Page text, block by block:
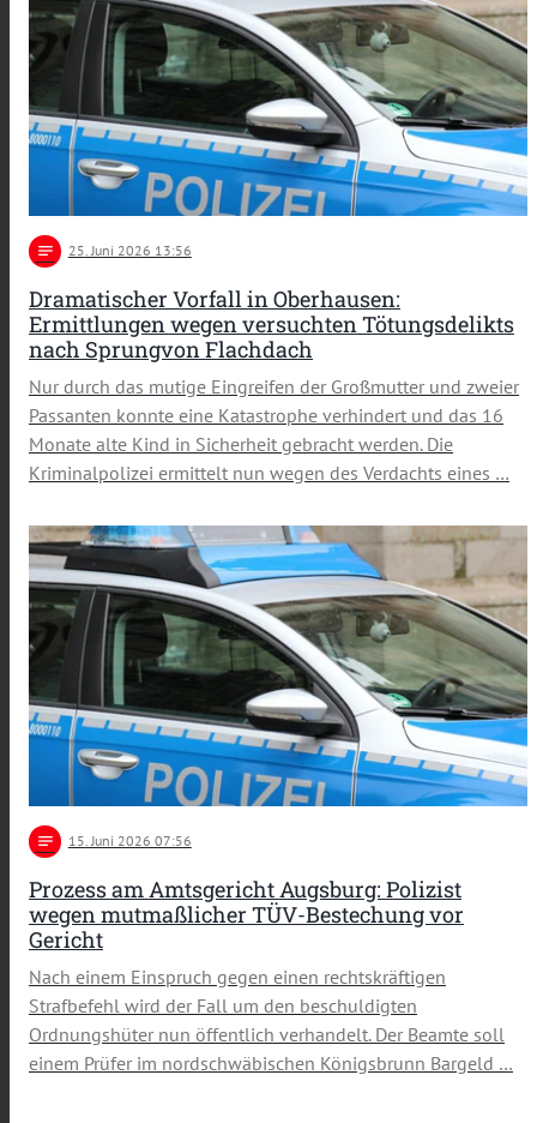
notes 25. Juni 2026 13:56
Dramatischer Vorfall in Oberhausen:
Ermittlungen wegen versuchten Tötungsdelikts
nach Sprungvon Flachdach
Nur durch das mutige Eingreifen der Großmutter und zweier
Passanten konnte eine Katastrophe verhindert und das 16
Monate alte Kind in Sicherheit gebracht werden. Die
Kriminalpolizei ermittelt nun wegen des Verdachts eines …
notes 15. Juni 2026 07:56
Prozess am Amtsgericht Augsburg: Polizist
wegen mutmaßlicher TÜV-Bestechung vor
Gericht
Nach einem Einspruch gegen einen rechtskräftigen
Strafbefehl wird der Fall um den beschuldigten
Ordnungshüter nun öffentlich verhandelt. Der Beamte soll
einem Prüfer im nordschwäbischen Königsbrunn Bargeld …